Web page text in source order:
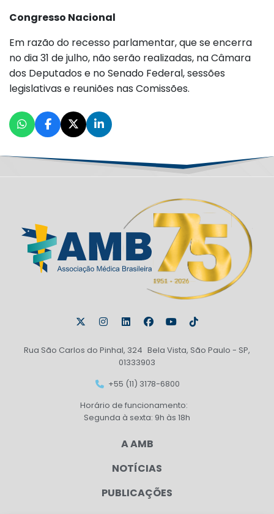
Congresso Nacional
Em razão do recesso parlamentar, que se encerra
no dia 31 de julho, não serão realizadas, na Câmara
dos Deputados e no Senado Federal, sessões
legislativas e reuniões nas Comissões.
Rua São Carlos do Pinhal, 324 Bela Vista, São Paulo - SP,
01333903
+55 (11) 3178-6800
Horário de funcionamento:
Segunda à sexta: 9h às 18h
A AMB
NOTÍCIAS
PUBLICAÇÕES